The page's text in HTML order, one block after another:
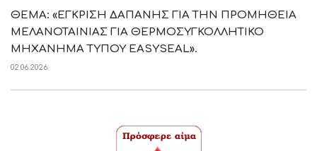
ΘΕΜΑ: «ΕΓΚΡΙΣΗ ΔΑΠΑΝΗΣ ΓΙΑ ΤΗΝ ΠΡΟΜΗΘΕΙΑ
ΜΕΛΑΝΟΤΑΙΝΙΑΣ ΓΙΑ ΘΕΡΜΟΣΥΓΚΟΛΛΗΤΙΚΟ
ΜΗΧΑΝΗΜΑ ΤΥΠΟΥ EASYSEAL».
02.06.2026